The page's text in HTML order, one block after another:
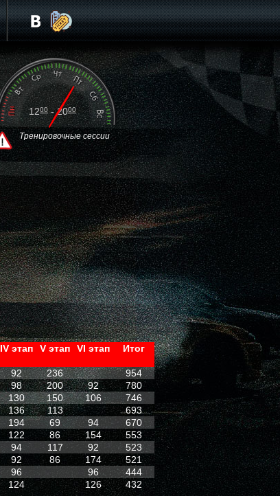
1200- 2000
Тренировочные сессии
IV этап V этап VI этап Итог
92 236
954
98 200 92
780
130 150 106
746
136 113
693
194 69 94
670
122 86 154
553
94 117 92
523
92 86 174
521
96 96
444
124 126 432